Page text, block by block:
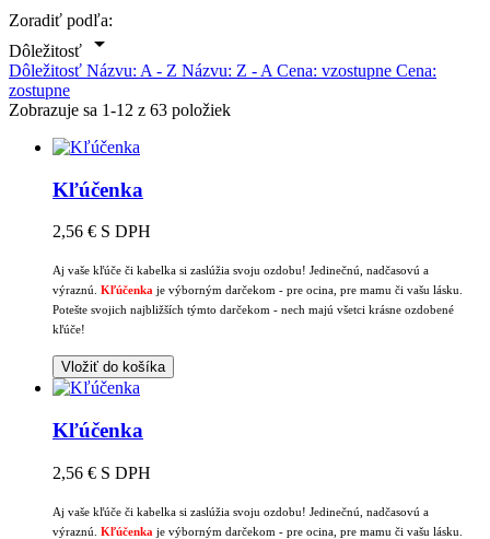
Zoradiť podľa:
Dôležitosť

Dôležitosť Názvu: A - Z Názvu: Z - A Cena: vzostupne Cena:
zostupne
Zobrazuje sa 1-12 z 63 položiek
Kľúčenka
2,56 € S DPH
Aj vaše kľúče či kabelka si zaslúžia svoju ozdobu! Jedinečnú, nadčasovú a
výraznú. Kľúčenka je výborným darčekom - pre ocina, pre mamu či vašu lásku.
Potešte svojich najbližších týmto darčekom - nech majú všetci krásne ozdobené
kľúče!
Vložiť do košíka
Kľúčenka
2,56 € S DPH
Aj vaše kľúče či kabelka si zaslúžia svoju ozdobu! Jedinečnú, nadčasovú a
výraznú. Kľúčenka je výborným darčekom - pre ocina, pre mamu či vašu lásku.